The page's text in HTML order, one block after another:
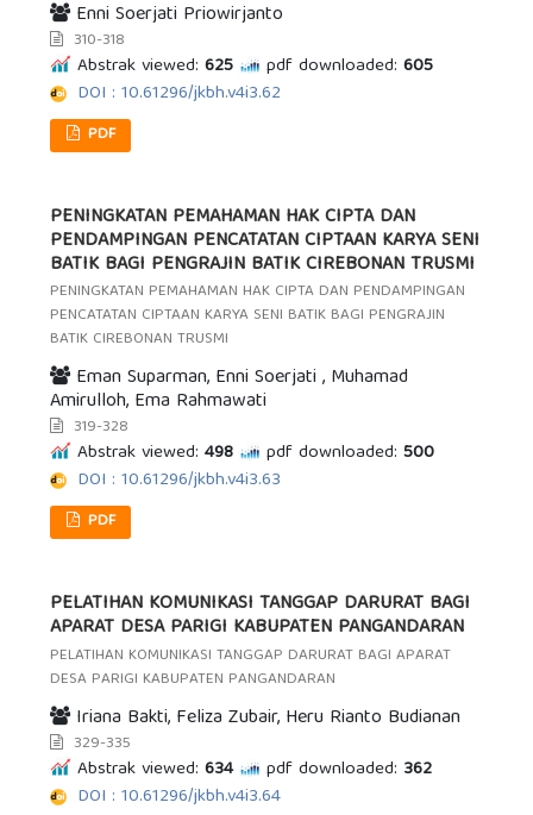
Enni Soerjati Priowirjanto
310-318
Abstrak viewed: 625 pdf downloaded: 605
DOI : 10.61296/jkbh.v4i3.62
PDF
PENINGKATAN PEMAHAMAN HAK CIPTA DAN
PENDAMPINGAN PENCATATAN CIPTAAN KARYA SENI
BATIK BAGI PENGRAJIN BATIK CIREBONAN TRUSMI
PENINGKATAN PEMAHAMAN HAK CIPTA DAN PENDAMPINGAN
PENCATATAN CIPTAAN KARYA SENI BATIK BAGI PENGRAJIN
BATIK CIREBONAN TRUSMI
Eman Suparman, Enni Soerjati , Muhamad
Amirulloh, Ema Rahmawati
319-328
Abstrak viewed: 498 pdf downloaded: 500
DOI : 10.61296/jkbh.v4i3.63
PDF
PELATIHAN KOMUNIKASI TANGGAP DARURAT BAGI
APARAT DESA PARIGI KABUPATEN PANGANDARAN
PELATIHAN KOMUNIKASI TANGGAP DARURAT BAGI APARAT
DESA PARIGI KABUPATEN PANGANDARAN
Iriana Bakti, Feliza Zubair, Heru Rianto Budianan
329-335
Abstrak viewed: 634 pdf downloaded: 362
DOI : 10.61296/jkbh.v4i3.64